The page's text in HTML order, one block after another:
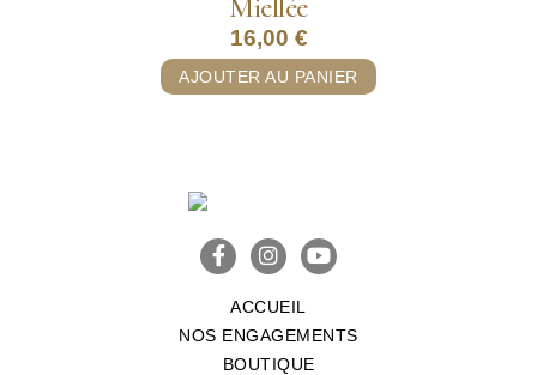
16,00 €
AJOUTER AU PANIER
ACCUEIL
NOS ENGAGEMENTS
BOUTIQUE